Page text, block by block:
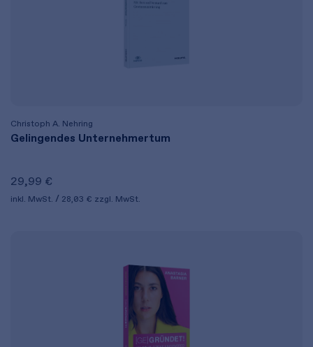
Christoph A. Nehring
Gelingendes Unternehmertum
29,99 €
inkl. MwSt. 28,03 € zzgl. MwSt.